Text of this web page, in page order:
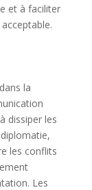
et à faciliter
la
dissiper les
les conflits
Les